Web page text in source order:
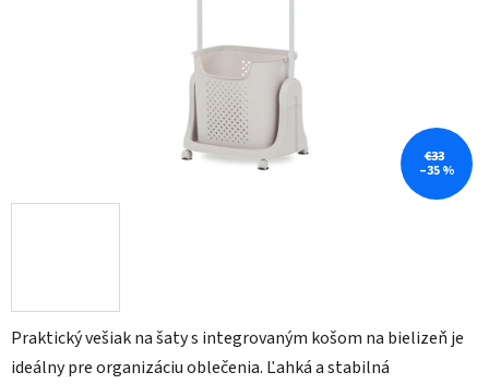
Praktický vešiak na šaty s integrovaným košom na bielizeň je
ideálny pre organizáciu oblečenia. Ľahká a stabilná
€33
–35 %